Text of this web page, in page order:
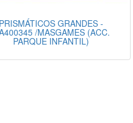
PRISMÁTICOS GRANDES -
/MASGAMES (ACC.
PARQUE INFANTIL)